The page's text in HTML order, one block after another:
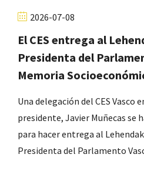
2026-07-08
El CES entrega al
Presidenta del
Memoria
Una delegación del CES Vasco
presidente, Javier Muñecas se
para hacer entrega al
Presidenta del Parlamento